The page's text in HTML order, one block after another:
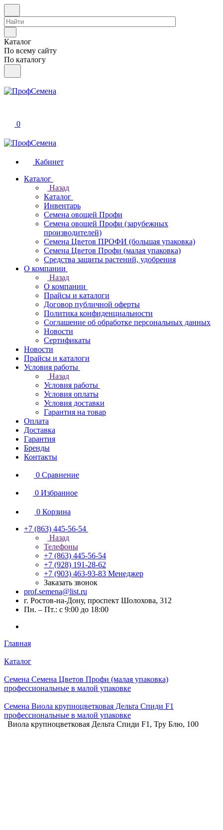
Каталог
По всему сайту
По каталогу
0
Кабинет
Каталог
Назад
Каталог
Инвентарь
Семена овощей Профи
Семена овощей Профи (зарубежных
производителей)
Семена Цветов ПРОФИ (большая упаковка)
Семена Цветов Профи (малая упаковка)
Средства защиты растений, удобрения
О компании
Назад
О компании
Прайсы и каталоги
Договор публичной оферты
Политика конфиденциальности
Соглашение об обработке персональных данных
Новости
Сертификаты
Новости
Прайсы и каталоги
Условия работы
Назад
Условия работы
Условия оплаты
Условия доставки
Гарантия на товар
Оплата
Доставка
Гарантия
Бренды
Контакты
0 Сравнение
0 Избранное
0 Корзина
+7 (863) 445-56-54
Назад
Телефоны
+7 (863) 445-56-54
+7 (928) 191-28-62
+7 (903) 463-93-83 Менеджер
Заказать звонок
prof.semena@list.ru
г. Ростов-на-Дону, проспект Шолохова, 312
Пн. – Пт.: с 9:00 до 18:00
Главная
Каталог
Семена Семена Цветов Профи (малая упаковка)
профессиональные в малой упаковке
Семена Виола крупноцветковая Дельта Спиди F1
профессиональные в малой упаковке
Виола крупноцветковая Дельта Спиди F1, Тру Блю, 100